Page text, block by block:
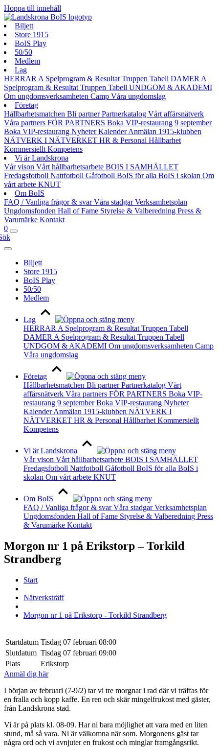
Hoppa till innehåll
Biljett
Store 1915
BoIS Play
50/50
Medlem
Lag
HERRAR A Spelprogram & Resultat Truppen Tabell DAMER A
Spelprogram & Resultat Truppen Tabell UNDGOM & AKADEMI
Om ungdomsverksamheten Camp Våra ungdomslag
Företag
Hållbarhetsmatchen Bli partnerPartnerkatalog Vårt affärsnätverk
Våra partners FÖR PARTNERS Boka VIP-restaurang 9 september
Boka VIP-restaurang NyheterKalenderAnmälan 1915-klubben
NÄTVERK I NÄTVERKET HR & Personal Hållbarhet
Kommersiellt Kompetens
Vi är Landskrona
Vår vison Vårt hållbarhetsarbete BOIS I SAMHÄLLET
Fredagsfotboll Nattfotboll Gåfotboll BoIS för alla BoIS i skolan Om
vårt arbete KNUT
Om BoIS
FAQ / Vanliga frågor & svarVåra stadgarVerksamhetsplan
Ungdomsfonden Hall of Fame Styrelse & Valberedning Press &
Varumärke Kontakt
0
Biljett
Store 1915
BoIS Play
50/50
Medlem
Lag
HERRAR A Spelprogram & Resultat Truppen Tabell
DAMER A Spelprogram & Resultat Truppen Tabell
UNDGOM & AKADEMI Om ungdomsverksamheten Camp
Våra ungdomslag
Företag
Hållbarhetsmatchen Bli partnerPartnerkatalog Vårt
affärsnätverk Våra partners FÖR PARTNERS Boka VIP-
restaurang 9 septemberBoka VIP-restaurang Nyheter
KalenderAnmälan 1915-klubben NÄTVERK I
NÄTVERKET HR & Personal Hållbarhet Kommersiellt
Kompetens
Vi är Landskrona
Vår vison Vårt hållbarhetsarbete BOIS I SAMHÄLLET
Fredagsfotboll Nattfotboll Gåfotboll BoIS för alla BoIS i
skolan Om vårt arbete KNUT
Om BoIS
FAQ / Vanliga frågor & svarVåra stadgarVerksamhetsplan
Ungdomsfonden Hall of Fame Styrelse & Valberedning Press
& Varumärke Kontakt
Morgon nr 1 på Erikstorp – Torkild
Strandberg
Start
Nätverksträff
Morgon nr 1 på Erikstorp - Torkild Strandberg
Startdatum Tisdag 07 februari 08:00
Slutdatum Tisdag 07 februari 09:00
Plats
Erikstorp
Anmäl dig här
I början av februari (7-9/2) tar vi tre morgnar i rad där vi träffas för
en fralla och kopp kaffe. En ren och skär mingelfrukost med gäster,
från Landskrona stad.
Vi är på plats kl. 08-09. Har ni bara möjlighet att vara med en liten
stund, må så vara. Ni är välkomna när som. Morgonens gäst tar
några ord och vi avnjuter en frukost och minglar framgångsrikt.